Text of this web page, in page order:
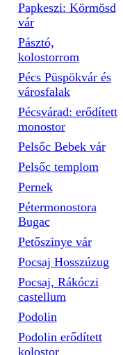
Papkeszi: Körmösd
vár
Pásztó,
kolostorrom
Pécs Püspökvár és
városfalak
Pécsvárad: erődített
monostor
Pelsőc Bebek vár
Pelsőc templom
Pernek
Pétermonostora
Bugac
Petőszinye vár
Pocsaj Hosszúzug
Pocsaj, Rákóczi
castellum
Podolin
Podolin erődített
kolostor